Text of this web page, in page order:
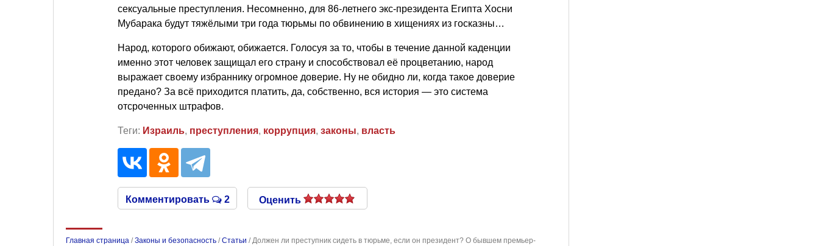
сексуальные преступления. Несомненно, для 86-летнего экс-президента Египта Хосни
Мубарака будут тяжёлыми три года тюрьмы по обвинению в хищениях из госказны…
Народ, которого обижают, обижается. Голосуя за то, чтобы в течение данной каденции
именно этот человек защищал его страну и способствовал её процветанию, народ
выражает своему избраннику огромное доверие. Ну не обидно ли, когда такое доверие
предано? За всё приходится платить, да, собственно, вся история — это система
отсроченных штрафов.
Теги: Израиль, преступления, коррупция, законы, власть
Комментировать 2 Оценить
Главная страница /Законы и безопасность /Статьи / Должен ли преступник сидеть в тюрьме, если он президент? О бывшем премьер-